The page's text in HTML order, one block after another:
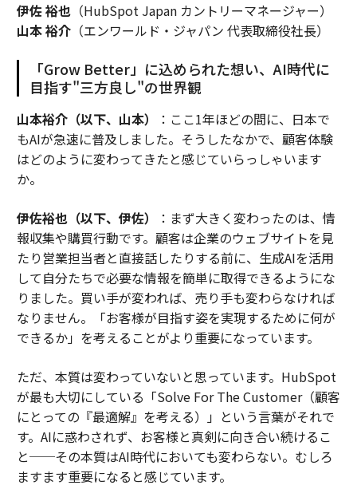
伊佐 裕也（HubSpot Japan カントリーマネージャー）
山本 裕介（エンワールド・ジャパン 代表取締役社長）
「Grow Better」に込められた想い、AI時代に
目指す"三方良し"の世界観
山本裕介（以下、山本）
：ここ1年ほどの間に、日本で
もAIが急速に普及しました。そうしたなかで、顧客体験
はどのように変わってきたと感じていらっしゃいます
か。
伊佐裕也（以下、伊佐）
：まず大きく変わったのは、情
報収集や購買行動です。顧客は企業のウェブサイトを見
たり営業担当者と直接話したりする前に、生成AIを活用
して自分たちで必要な情報を簡単に取得できるようにな
りました。買い手が変われば、売り手も変わらなければ
なりません。「お客様が目指す姿を実現するために何が
できるか」を考えることがより重要になっています。
ただ、本質は変わっていないと思っています。HubSpot
が最も大切にしている「Solve For The Customer（顧客
にとっての『最適解』を考える）」という言葉がそれで
す。AIに惑わされず、お客様と真剣に向き合い続けるこ
と──その本質はAI時代においても変わらない。むしろ
ますます重要になると感じています。